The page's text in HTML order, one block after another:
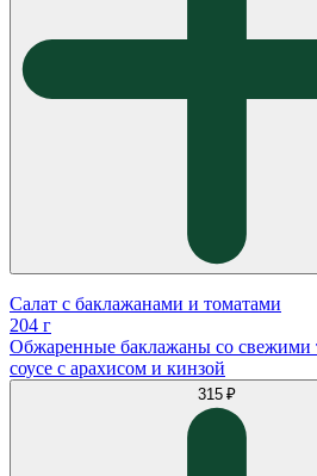
Салат с баклажанами и томатами
204 г
Обжаренные баклажаны со свежими
соусе с арахисом и кинзой
315 ₽